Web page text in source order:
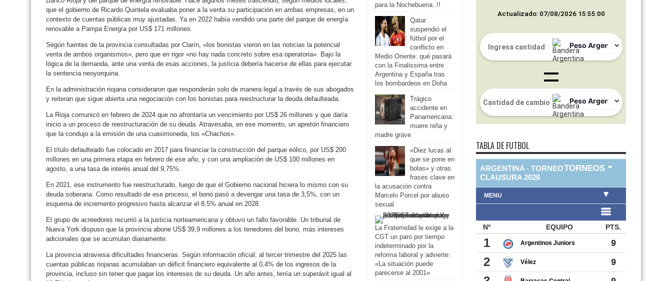
que el gobierno de Ricardo Quintela evaluaba poner a la venta su participación en ambas empresas, en un
contexto de cuentas públicas muy ajustadas. Ya en 2022 había vendido una parte del parque de energía
renovable a Pampa Energía por US$ 171 millones.
Según fuentes de la provincia consultadas por Clarín, «los bonistas vieron en las noticias la potencial
venta de ambos organismos», pero que en rigor «no hay nada concreto sobre esa operatoria». Bajo la
lógica de la demanda, ante una venta de esas acciones, la justicia debería hacerse de ellas para ejecutar
la sentencia neoyorquina.
En la administración riojana consideraron que responderán solo de manera legal a través de sus abogados
y reiteran que sigue abierta una negociación con los bonistas para reestructurar la deuda defaulteada.
La Rioja comunicó en febrero de 2024 que no afrontaría un vencimiento por US$ 26 millones y que daría
inicio a un proceso de reestructuración de su deuda. Atravesaba, en ese momento, un apretón financiero
que la condujo a la emisión de una cuasimoneda, los «Chachos».
El título defaulteado fue colocado en 2017 para financiar la construcción del parque eólico, por US$ 200
millones en una primera etapa en febrero de ese año, y con una ampliación de US$ 100 millones en
agosto, a una tasa de interés anual del 9,75%.
En 2021, ese instrumento fue reestructurado, luego de que el Gobierno nacional hiciera lo mismo con su
deuda soberana. Como resultado de ese proceso, el bono pasó a devengar una tasa de 3,5%, con un
esquema de incremento progresivo hasta alcanzar el 8,5% anual en 2028.
El grupo de acreedores recurrió a la justicia norteamericana y obtuvo un fallo favorable. Un tribunal de
Nueva York dispuso que la provincia abone US$ 39,9 millones a los tenedores del bono, más intereses
adicionales que se acumulan diariamente.
La provincia atraviesa dificultades financieras. Según información oficial, al tercer trimestre del 2025 las
cuentas públicas riojanas acumulaban un déficit financiero equivalente al 0,4% de los ingresos de la
provincia, incluso sin tener que pagar los intereses de su deuda. Un año antes, tenía un superávit igual al
para la Nochebuena..!!
Qatar
suspendió el
fútbol por el
conflicto en
Medio Oriente: qué pasará
con la Finalissima entre
Argentina y España tras
los bombardeos en Doha
Trágico
accidente en
Panamericana:
muere niña y
madre grave
«Diez lucas al
que se pone en
bolas» y otras
frases clave en
la acusación contra
Marcelo Porcel por abuso
sexual
La Fraternidad le exige a la
CGT un paro por tiempo
indeterminado por la
reforma laboral y advierte:
«La situación puede
parecerse al 2001»
Actualizado: 07/08/2026 15:55:00
TABLA DE FUTBOL